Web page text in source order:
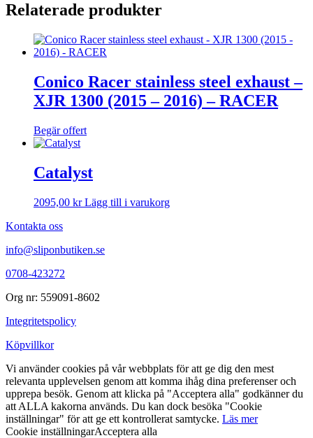
Relaterade produkter
Conico Racer stainless steel exhaust –
XJR 1300 (2015 – 2016) – RACER
Begär offert
Catalyst
2095,00 kr Lägg till i varukorg
Kontakta oss
info@sliponbutiken.se
0708-423272
Org nr: 559091-8602
Integritetspolicy
Köpvillkor
Vi använder cookies på vår webbplats för att ge dig den mest
relevanta upplevelsen genom att komma ihåg dina preferenser och
upprepa besök. Genom att klicka på "Acceptera alla" godkänner du
att ALLA kakorna används. Du kan dock besöka "Cookie
inställningar" för att ge ett kontrollerat samtycke. Läs mer
Cookie inställningarAcceptera alla